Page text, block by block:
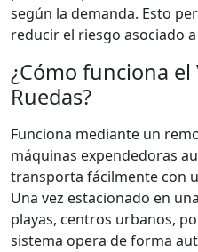
según la demanda. Esto
reducir el riesgo asociado
¿Cómo funciona
Ruedas?
Funciona mediante un
máquinas expendedoras
transporta fácilmente con
Una vez estacionado en
playas, centros urbanos,
sistema opera de forma